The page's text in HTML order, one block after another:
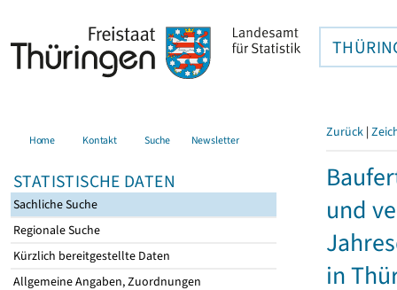
Home Kontakt Suche Newsletter
STATISTISCHE DATEN
Sachliche Suche
Regionale Suche
Kürzlich bereitgestellte Daten
Allgemeine Angaben, Zuordnungen
Zurück |
und
in